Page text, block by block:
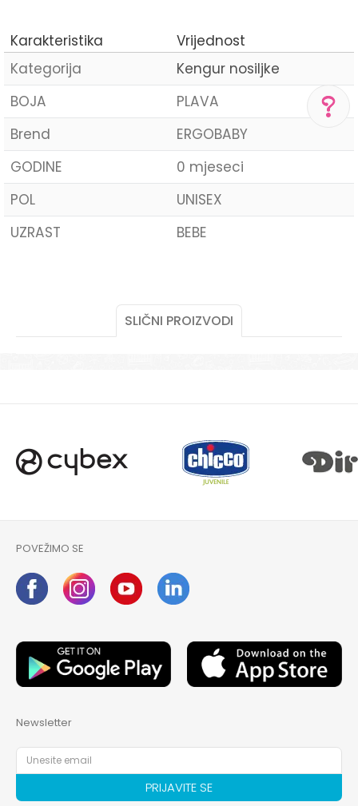
POMOĆ PRI KUPOVINI
Za više informacija,
+387 656-72209
Radno vreme
aksaonlinebih@aksabih.ba
Karakteristika
Vrijednost
Kategorija
Kengur nosiljke
BOJA
PLAVA
Brend
ERGOBABY
GODINE
0 mjeseci
POL
UNISEX
UZRAST
BEBE
POŠALJI
SLIČNI PROIZVODI
POVEŽIMO SE
Newsletter
PRIJAVITE SE